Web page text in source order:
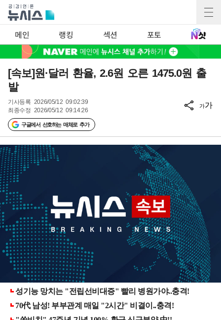
메인 랭킹 섹션 포토
[속보]원·달러 환율, 2.6원 오른 1475.0원 출
발
기사등록 2026/05/12 09:02:39
최종수정 2026/05/12 09:14:26
구글에서 선호하는 매체로 추가
가가